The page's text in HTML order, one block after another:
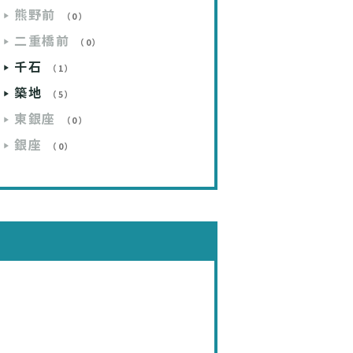
熊野前 （0）
二重橋前 （0）
千石 （1）
築地 （5）
東銀座 （0）
銀座 （0）